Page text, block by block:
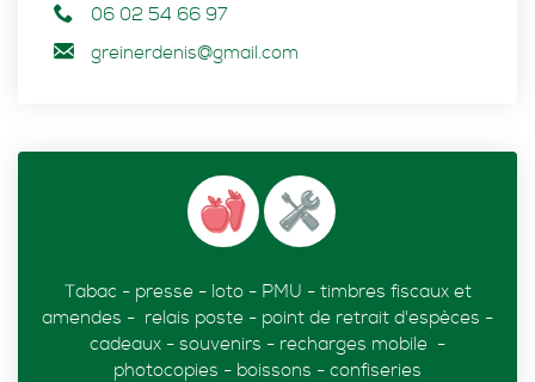
06 02 54 66 97
greinerdenis@gmail.com
Tabac - presse - loto - PMU - timbres fiscaux et
amendes - relais poste - point de retrait d'espèces -
cadeaux - souvenirs - recharges mobile -
photocopies - boissons - confiseries